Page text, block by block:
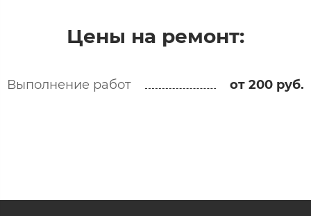
Цены на ремонт:
Выполнение работ от 200 руб.